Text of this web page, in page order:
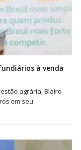
à venda
agrária; Blairo
em seu